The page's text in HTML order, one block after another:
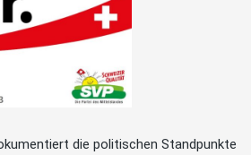
die politischen Standpunkte